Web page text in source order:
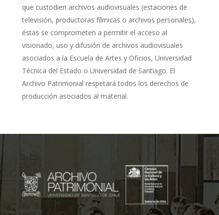
que custodien archivos audiovisuales (estaciones de
televisión, productoras fílmicas o archivos personales),
éstas se comprometen a permitir el acceso al
visionado, uso y difusión de archivos audiovisuales
asociados a la Escuela de Artes y Oficios, Universidad
Técnica del Estado o Universidad de Santiago. El
Archivo Patrimonial respetará todos los derechos de
producción asociados al material.